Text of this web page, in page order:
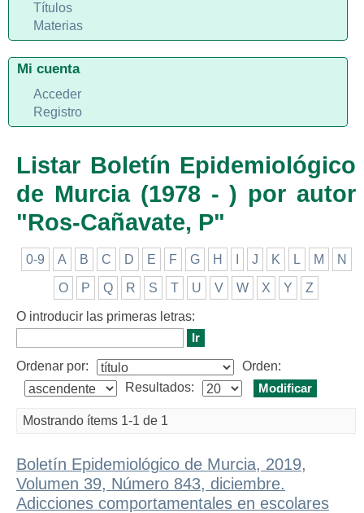
Listar Boletín Epidemiológico
de Murcia (1978 - ) por autor
"Ros-Cañavate, P"
0-9 A B C D E F G H J K L M N
O P Q R S T U V W X Y Z
O introducir las primeras letras:
Ordenar por:
Orden:
Resultados:
Mostrando ítems 1-1 de 1
Boletín Epidemiológico de Murcia, 2019,
Volumen 39, Número 843, diciembre.
Adicciones comportamentales en escolares
Títulos
Materias
Mi cuenta
Acceder
Registro